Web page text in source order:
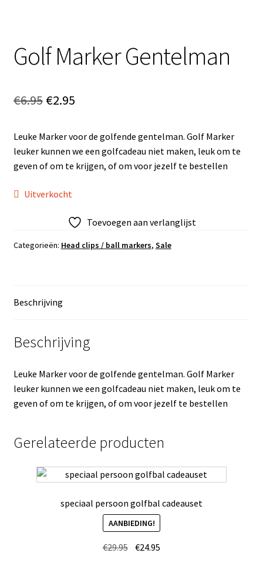
Golf Marker Gentelman
€6.95 Oorspronkelijke
was:
€6.95.
€2.95Huidige
is:
€2.95.
Leuke Marker voor de golfende gentelman. Golf Marker
leuker kunnen we een golfcadeau niet maken, leuk om te
geven of om te krijgen, of om voor jezelf te bestellen
Uitverkocht
Toevoegen aan verlanglijst
Categorieën: Head clips / ball markers, Sale
Beschrijving
Beschrijving
Leuke Marker voor de golfende gentelman. Golf Marker
leuker kunnen we een golfcadeau niet maken, leuk om te
geven of om te krijgen, of om voor jezelf te bestellen
Gerelateerde producten
speciaal persoon golfbal cadeauset
AANBIEDING!
€29.95 Oorspronkelijke
€24.95